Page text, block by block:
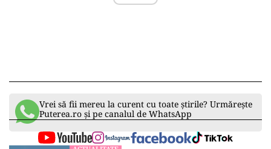
Vrei să fii mereu la curent cu toate știrile? Urmărește
Puterea.ro și pe canalul de WhatsApp